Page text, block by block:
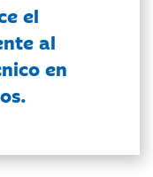
el
al
en